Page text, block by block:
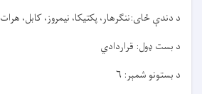
د دندې ځای:ننګرهار، پکتیکا، نیمروز، کابل، هرات
د بست ډول: قراردادي
د بستونو شمېر: ۶